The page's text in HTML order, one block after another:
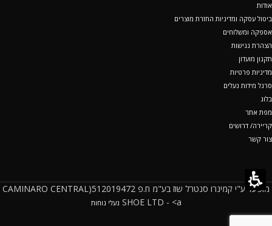
אודות
ביטול עסקה ומדיניות החזרת מוצרים
אספקה ומשלוחים
הצהרת נגישות
תקנון מועדון
מדיניות פרטיות
סרגל מידות נעלים
בלוג
מפת אתר
קריירה/ דרושים
צור קשר
מופעל ע"י קמינרו סנטרל שוז בע"מ ח.פ 512019472(CAMINARO CENTRAL
SHOE LTD - <a נעלי נוחות